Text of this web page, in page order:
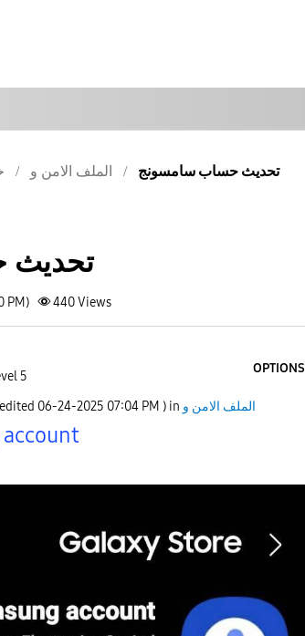
الملف الامن و تحديث حساب سامسونج
PM) 440Views
5
OPTIONS
‎06-24-2025 07:04 PM ) in الملف الامن و